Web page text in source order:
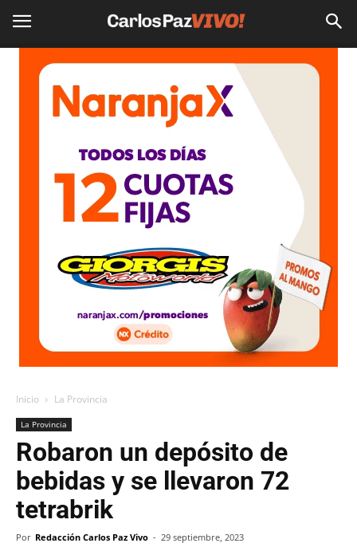
Inicio La Provincia
La Provincia
Robaron un depósito de
bebidas y se llevaron 72
tetrabrik
Por Redacción Carlos Paz Vivo - 29 septiembre, 2023